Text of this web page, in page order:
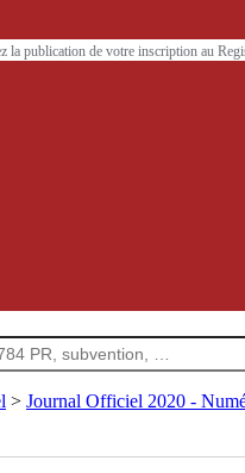
la publication de votre inscription au
> Journal Officiel 2020 -